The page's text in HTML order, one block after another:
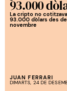
93.000
La cripto no
93.000 dòlars des
novembre
JUAN FERRARI
DIMARTS, 24 DE